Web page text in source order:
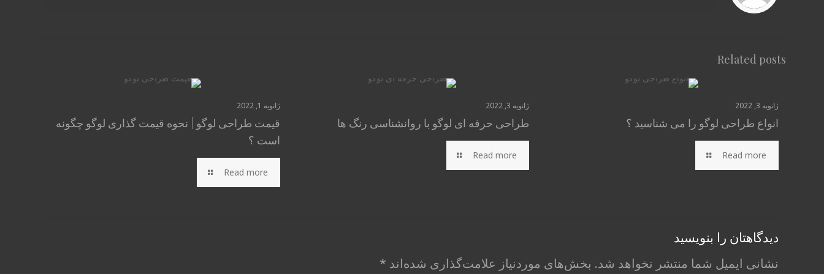
Related posts
ژانویه 3, 2022
انواع طراحی لوگو را می شناسید ؟
Read more
ژانویه 3, 2022
طراحی حرفه ای لوگو با روانشناسی رنگ ها
Read more
ژانویه 1, 2022
قیمت طراحی لوگو | نحوه قیمت گذاری لوگو چگونه
است ؟
Read more
دیدگاهتان را بنویسید
نشانی ایمیل شما منتشر نخواهد شد. بخش‌های موردنیاز علامت‌گذاری شده‌اند *